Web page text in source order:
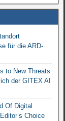
für die ARD-
to New Threats
der GITEX AI
Of Digital
Choice